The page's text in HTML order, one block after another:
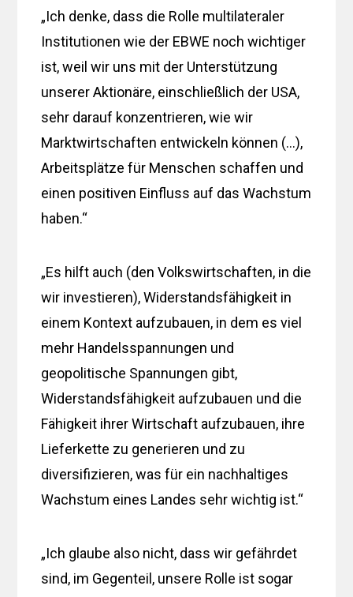
„Ich denke, dass die Rolle multilateraler
Institutionen wie der EBWE noch wichtiger
ist, weil wir uns mit der Unterstützung
unserer Aktionäre, einschließlich der USA,
sehr darauf konzentrieren, wie wir
Marktwirtschaften entwickeln können (…),
Arbeitsplätze für Menschen schaffen und
einen positiven Einfluss auf das Wachstum
haben.“
„Es hilft auch (den Volkswirtschaften, in die
wir investieren), Widerstandsfähigkeit in
einem Kontext aufzubauen, in dem es viel
mehr Handelsspannungen und
geopolitische Spannungen gibt,
Widerstandsfähigkeit aufzubauen und die
Fähigkeit ihrer Wirtschaft aufzubauen, ihre
Lieferkette zu generieren und zu
diversifizieren, was für ein nachhaltiges
Wachstum eines Landes sehr wichtig ist.“
„Ich glaube also nicht, dass wir gefährdet
sind, im Gegenteil, unsere Rolle ist sogar